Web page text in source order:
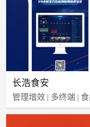
长浩食安
管理增效 | 多终端 |